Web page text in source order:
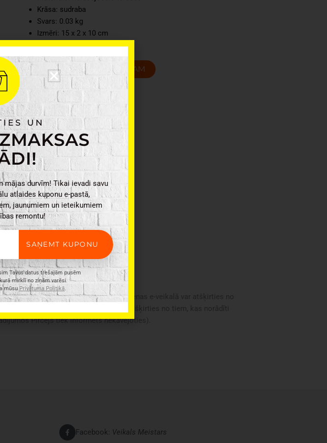
Krāsa: sudraba
Svars: 0.03 kg
Izmēri: 15 x 2 x 10 cm
Tarmo
Sienas
āķis
3.gb
daudzums
PIEVIENOT GROZAM
visas produkta īpašības. Produktu cenas e-veikalā var atšķirties no
Pircējs tiek informēts nekavējoties).
Facebook: Veikals Meistars
UN
mājas durvīm! Tikai ievadi savu
atlaides kuponu e-pastā,
jaunumiem un ieteikumiem
remontu!
SAŅEMT KUPONU
Tavus datus trešajām pusēm
mirklī no ziņām varēsi
mūsuPrivātuma Politikā.